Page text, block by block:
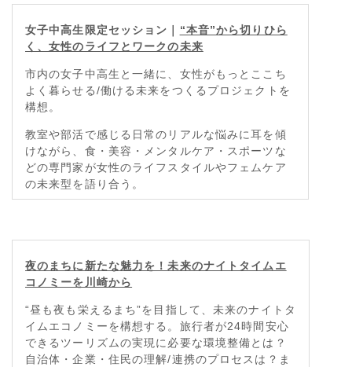
女子中高生限定セッション
“本音”から切りひら
く、女性のライフとワークの未来
市内の女子中高生と一緒に、女性がもっとここち
よく暮らせる/働ける未来をつくるプロジェクトを
構想。
教室や部活で感じる日常のリアルな悩みに耳を傾
けながら、食・美容・メンタルケア・スポーツな
どの専門家が女性のライフスタイルやフェムケア
の未来型を語り合う。
夜のまちに新たな魅力を！未来のナイトタイムエ
コノミーを川崎から
“昼も夜も栄えるまち”を目指して、未来のナイトタ
イムエコノミーを構想する。旅行者が24時間安心
できるツーリズムの実現に必要な環境整備とは？
自治体・企業・住民の理解/連携のプロセスは？ま